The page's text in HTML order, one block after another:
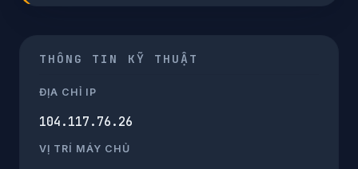
THÔNG TIN KỸ THUẬT
ĐỊA CHỈ IP
104.117.76.26
VỊ TRÍ MÁY CHỦ